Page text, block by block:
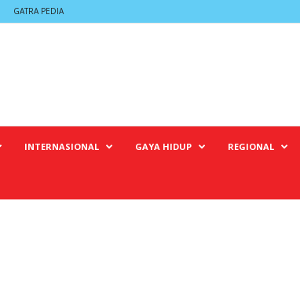
GATRA PEDIA
INTERNASIONAL GAYA HIDUP REGIONAL